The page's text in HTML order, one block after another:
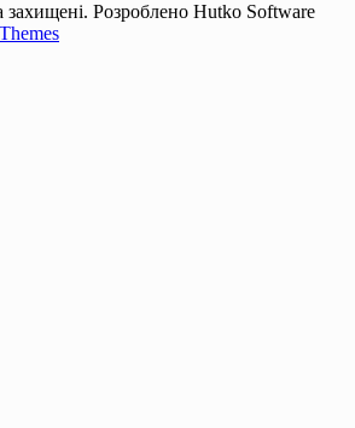
Розроблено Hutko Software